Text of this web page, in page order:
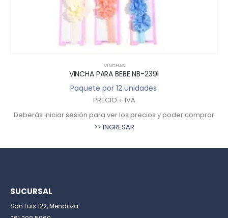
VINCHAS
VINCHA PARA BEBE NB-2391
Paquete por 12 unidades
PRECIO + IVA
Deberás iniciar sesión para ver los precios y poder comprar
>> INGRESAR
SUCURSAL
San Luis 122, Mendoza